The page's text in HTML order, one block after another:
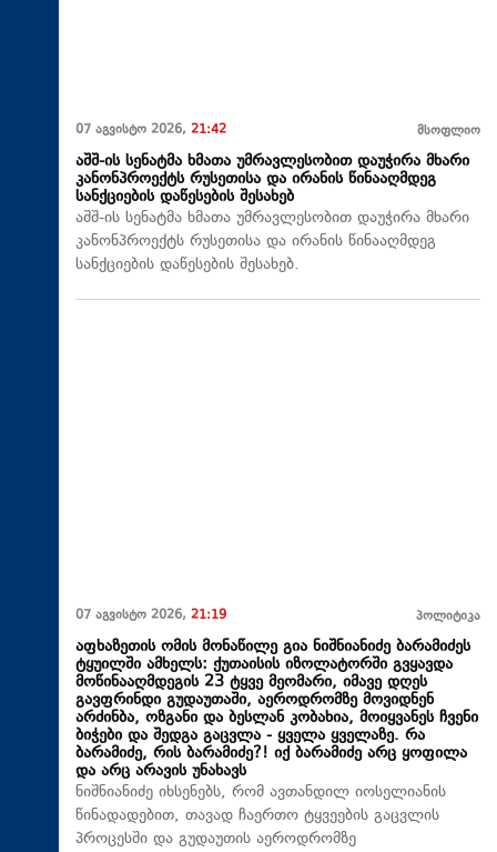
07 აგვისტო 2026, 21:42 მსოფლიო
აშშ-ის სენატმა ხმათა უმრავლესობით დაუჭირა მხარი
კანონპროექტს რუსეთისა და ირანის წინააღმდეგ
სანქციების დაწესების შესახებ
აშშ-ის სენატმა ხმათა უმრავლესობით დაუჭირა მხარი
კანონპროექტს რუსეთისა და ირანის წინააღმდეგ
სანქციების დაწესების შესახებ.
07 აგვისტო 2026, 21:19 პოლიტიკა
აფხაზეთის ომის მონაწილე გია ნიშნიანიძე ბარამიძეს
ტყუილში ამხელს: ქუთაისის იზოლატორში გვყავდა
მოწინააღმდეგის 23 ტყვე მეომარი, იმავე დღეს
გავფრინდი გუდაუთაში, აეროდრომზე მოვიდნენ
არძინბა, ოზგანი და ბესლან კობახია, მოიყვანეს ჩვენი
ბიჭები და შედგა გაცვლა - ყველა ყველაზე. რა
ბარამიძე, რის ბარამიძე?! იქ ბარამიძე არც ყოფილა
და არც არავის უნახავს
ნიშნიანიძე იხსენებს, რომ ავთანდილ იოსელიანის
წინადადებით, თავად ჩაერთო ტყვეების გაცვლის
პროცესში და გუდაუთის აეროდრომზე